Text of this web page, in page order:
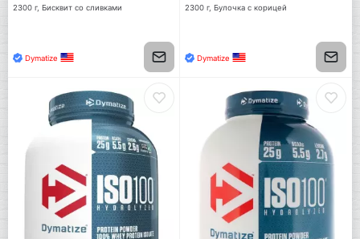
2300 г, Бисквит со сливками
Dymatize
2300 г, Булочка с корицей
Dymatize